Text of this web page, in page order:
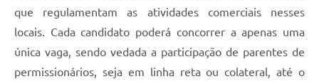
que regulamentam as atividades comerciais nesses
locais. Cada candidato poderá concorrer a apenas uma
única vaga, sendo vedada a participação de parentes de
permissionários, seja em linha reta ou colateral, até o